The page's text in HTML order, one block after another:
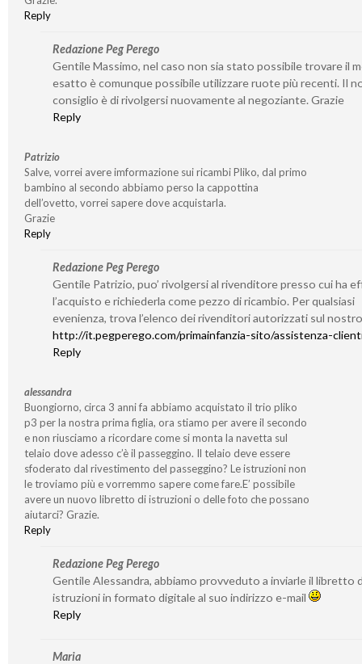
Reply
Redazione Peg Perego
Gentile Massimo, nel caso non sia stato possibile trovare il
esatto è comunque possibile utilizzare ruote più recenti. Il
consiglio è di rivolgersi nuovamente al negoziante. Grazie
Reply
Patrizio
Salve, vorrei avere imformazione sui ricambi Pliko, dal primo
bambino al secondo abbiamo perso la cappottina
dell’ovetto, vorrei sapere dove acquistarla.
Grazie
Reply
Redazione Peg Perego
Gentile Patrizio, puo’ rivolgersi al rivenditore presso cui ha
l’acquisto e richiederla come pezzo di ricambio. Per qualsiasi
evenienza, trova l’elenco dei rivenditori autorizzati sul
http://it.pegperego.com/primainfanzia-sito/assistenza-
Reply
alessandra
Buongiorno, circa 3 anni fa abbiamo acquistato il trio pliko
p3 per la nostra prima figlia, ora stiamo per avere il secondo
e non riusciamo a ricordare come si monta la navetta sul
telaio dove adesso c’è il passeggino. Il telaio deve essere
sfoderato dal rivestimento del passeggino? Le istruzioni non
le troviamo più e vorremmo sapere come fare.E’ possibile
avere un nuovo libretto di istruzioni o delle foto che possano
aiutarci? Grazie.
Reply
Redazione Peg Perego
Gentile Alessandra, abbiamo provveduto a inviarle il libretto
istruzioni in formato digitale al suo indirizzo e-mail
Reply
Maria